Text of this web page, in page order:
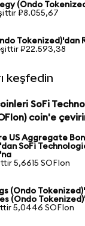
(Ondo
₽8.055,67
Tokenized)'dan
₽22.593,38
keşfedin
SoFi
coin'e
US Aggregate
SoFi
5,6615 SOFIon
(Ondo
(Ondo
5,0446 SOFIon